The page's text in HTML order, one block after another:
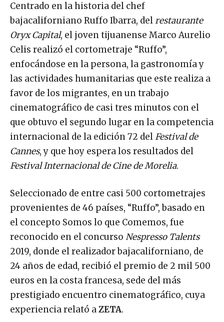
Centrado en la historia del chef
bajacaliforniano Ruffo Ibarra, delrestaurante
Oryx Capital, el joven tijuanense Marco Aurelio
Celis realizó el cortometraje “Ruffo”,
enfocándose en la persona, la gastronomía y
las actividades humanitarias que este realiza a
favor de los migrantes, en un trabajo
cinematográfico de casi tres minutos con el
que obtuvo el segundo lugar en la competencia
internacional de la edición 72 delFestival de
Cannes, y que hoy espera los resultados del
Festival Internacional de Cine de Morelia.
Seleccionado de entre casi 500 cortometrajes
provenientes de 46 países, “Ruffo”, basado en
el concepto Somos lo que Comemos, fue
reconocido en el concurso Nespresso Talents
2019, donde el realizador bajacaliforniano, de
24 años de edad, recibió el premio de 2 mil 500
euros en la costa francesa, sede del más
prestigiado encuentro cinematográfico, cuya
experiencia relató aZETA.